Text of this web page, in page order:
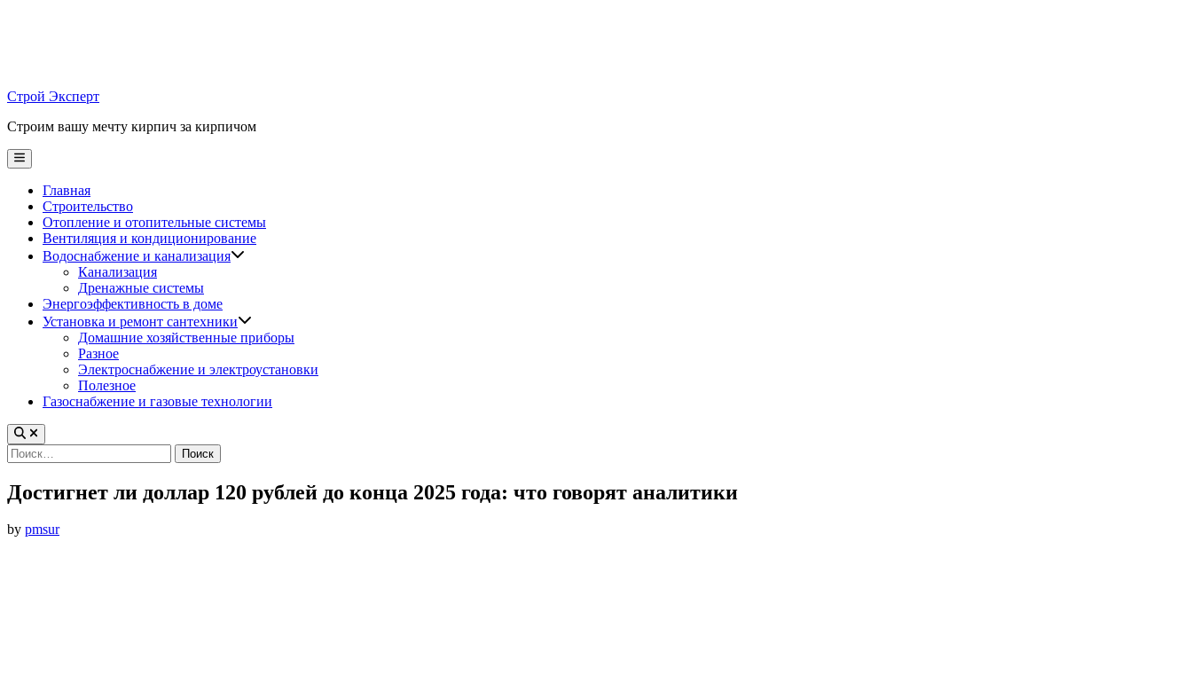
Строй Эксперт
Строим вашу мечту кирпич за кирпичом
Main
Menu
Главная
Строительство
Отопление и отопительные системы
Вентиляция и кондиционирование
Водоснабжение и канализация
Канализация
Дренажные системы
Энергоэффективность в доме
Установка и ремонт сантехники
Домашние хозяйственные приборы
Разное
Электроснабжение и электроустановки
Полезное
Газоснабжение и газовые технологии
Найти:
Достигнет ли доллар 120 рублей до конца 2025 года: что говорят аналитики
by pmsur